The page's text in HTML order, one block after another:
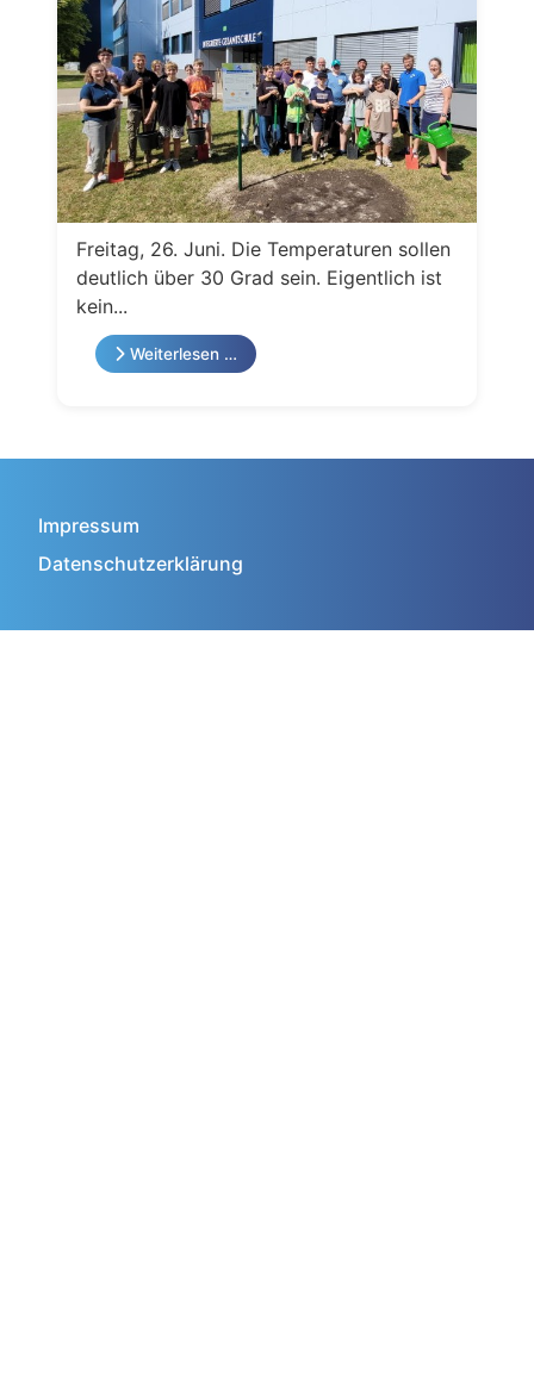
Freitag, 26. Juni. Die Temperaturen sollen
deutlich über 30 Grad sein. Eigentlich ist
kein...
Weiterlesen …
Impressum
Datenschutzerklärung